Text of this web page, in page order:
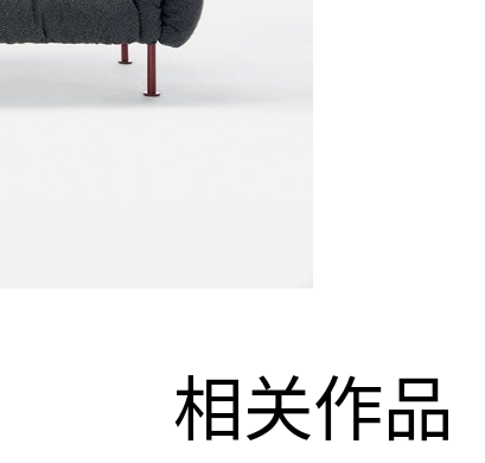
相关作品